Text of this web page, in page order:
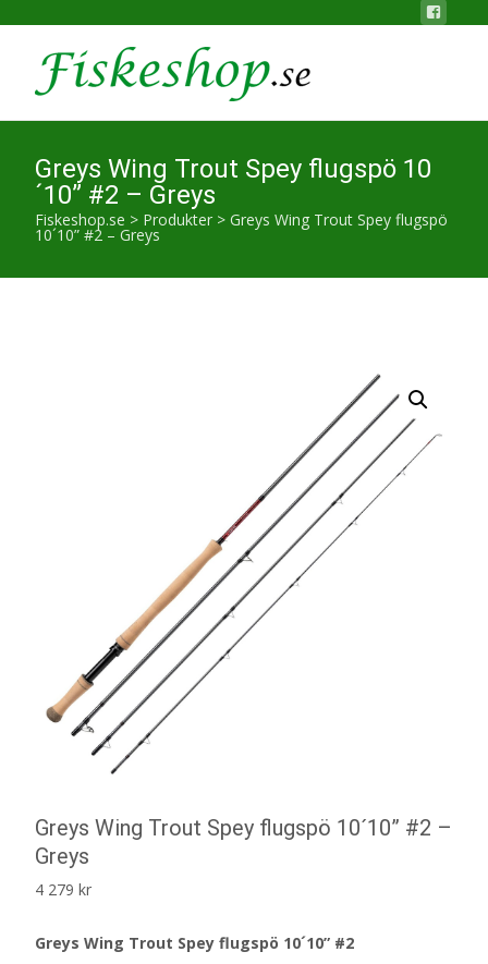
Greys Wing Trout Spey flugspö 10
´10” #2 – Greys
Fiskeshop.se > Produkter > Greys Wing Trout Spey flugspö
10´10” #2 – Greys
Greys Wing Trout Spey flugspö 10´10” #2 –
Greys
4 279 kr
Greys Wing Trout Spey flugspö 10´10” #2